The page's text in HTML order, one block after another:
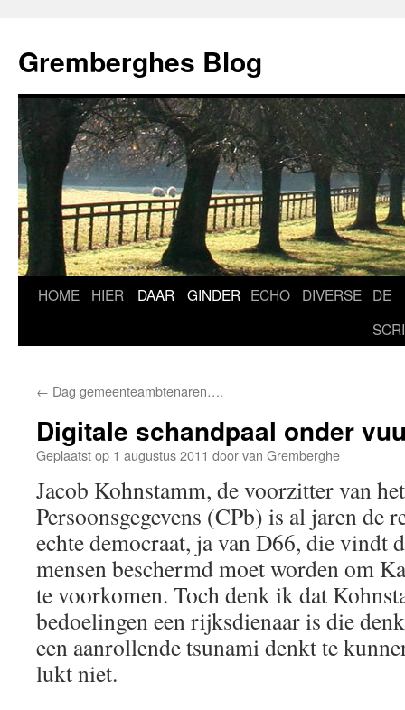
de
inhoud
Gremberghes Blog
HOME HIER DAAR GINDER ECHO DIVERSE DE
← Dag gemeenteambtenaren….
Digitale schandpaal onder
Geplaatst op 1 augustus 2011 doorvan Gremberghe
Jacob Kohnstamm, de voorzitter van
Persoonsgegevens (CPb) is al jaren de
echte democraat, ja van D66, die vindt
mensen beschermd moet worden om
te voorkomen. Toch denk ik dat
bedoelingen een rijksdienaar is die
een aanrollende tsunami denkt te
lukt niet.